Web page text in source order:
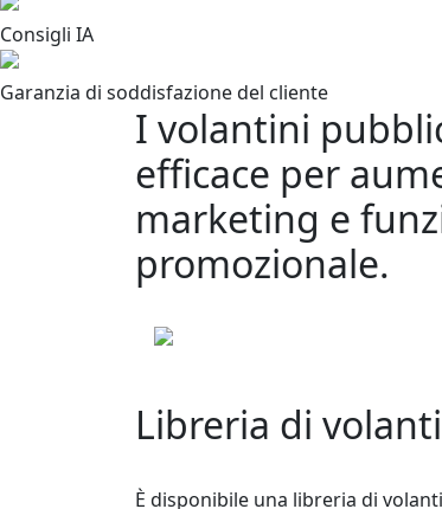
Consigli IA
Garanzia di soddisfazione del cliente
I volantini
efficace per
marketing e
promozionale.
Libreria di
È disponibile una libreria di